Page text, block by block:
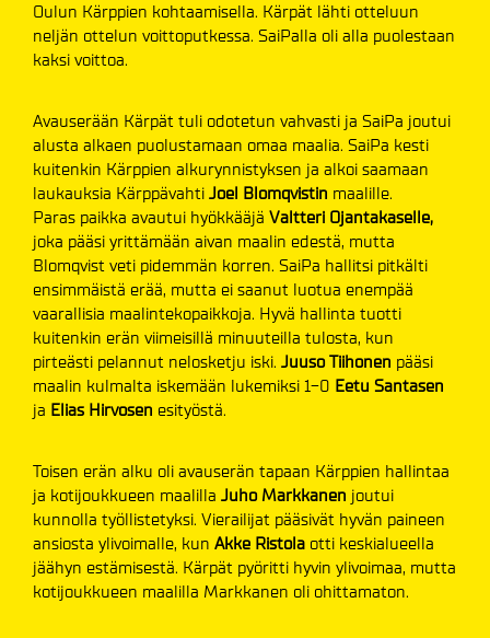
Oulun Kärppien kohtaamisella. Kärpät lähti otteluun
neljän ottelun voittoputkessa. SaiPalla oli alla puolestaan
kaksi voittoa.
Avauserään Kärpät tuli odotetun vahvasti ja SaiPa joutui
alusta alkaen puolustamaan omaa maalia. SaiPa kesti
kuitenkin Kärppien alkurynnistyksen ja alkoi saamaan
laukauksia Kärppävahti Joel Blomqvistin maalille.
Paras paikka avautui hyökkääjä Valtteri Ojantakaselle,
joka pääsi yrittämään aivan maalin edestä, mutta
Blomqvist veti pidemmän korren. SaiPa hallitsi pitkälti
ensimmäistä erää, mutta ei saanut luotua enempää
vaarallisia maalintekopaikkoja. Hyvä hallinta tuotti
kuitenkin erän viimeisillä minuuteilla tulosta, kun
pirteästi pelannut nelosketju iski. Juuso Tiihonen pääsi
maalin kulmalta iskemään lukemiksi 1-0 Eetu Santasen
ja Elias Hirvosen esityöstä.
Toisen erän alku oli avauserän tapaan Kärppien hallintaa
ja kotijoukkueen maalilla Juho Markkanen joutui
kunnolla työllistetyksi. Vierailijat pääsivät hyvän paineen
ansiosta ylivoimalle, kun Akke Ristola otti keskialueella
jäähyn estämisestä. Kärpät pyöritti hyvin ylivoimaa, mutta
kotijoukkueen maalilla Markkanen oli ohittamaton.